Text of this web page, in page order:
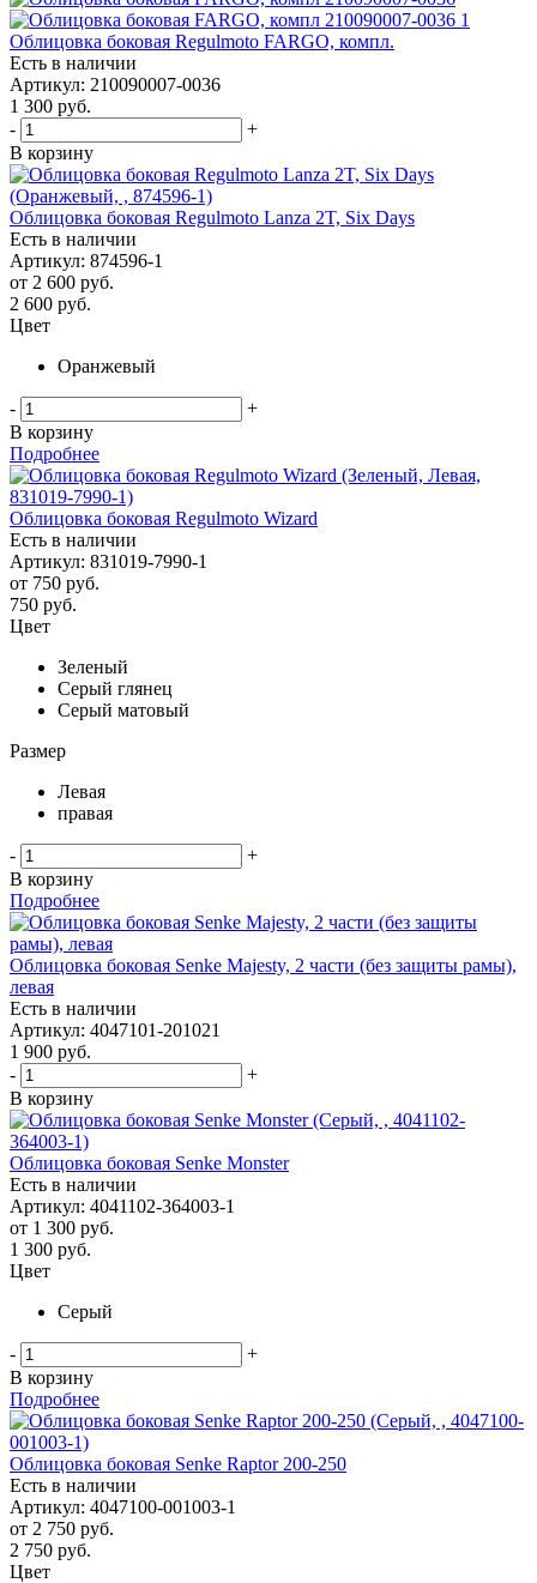
Облицовка боковая Regulmoto FARGO, компл.
Есть в наличии
Артикул: 210090007-0036
1 300 руб.
-
+
В корзину
Облицовка боковая Regulmoto Lanza 2T, Six Days
Есть в наличии
Артикул: 874596-1
от 2 600 руб.
2 600 руб.
Цвет
Оранжевый
-
+
В корзину
Подробнее
Облицовка боковая Regulmoto Wizard
Есть в наличии
Артикул: 831019-7990-1
от 750 руб.
750 руб.
Цвет
Зеленый
Серый глянец
Серый матовый
Размер
Левая
правая
-
+
В корзину
Подробнее
Облицовка боковая Senke Majesty, 2 части (без защиты рамы),
левая
Есть в наличии
Артикул: 4047101-201021
1 900 руб.
-
+
В корзину
Облицовка боковая Senke Monster
Есть в наличии
Артикул: 4041102-364003-1
от 1 300 руб.
1 300 руб.
Цвет
Серый
-
+
В корзину
Подробнее
Облицовка боковая Senke Raptor 200-250
Есть в наличии
Артикул: 4047100-001003-1
от 2 750 руб.
2 750 руб.
Цвет